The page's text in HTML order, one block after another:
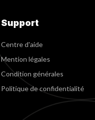
Support
Centre d'aide
Mention légales
Condition générales
Politique de confidentialité